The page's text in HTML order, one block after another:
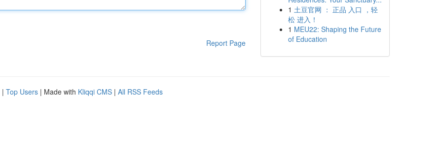
Report Page
1 土豆官网 ： 正品 入口 ，轻
松 进入！
1 MEU22: Shaping the Future
of Education
| Top Users | Made with Kliqqi CMS | All RSS Feeds